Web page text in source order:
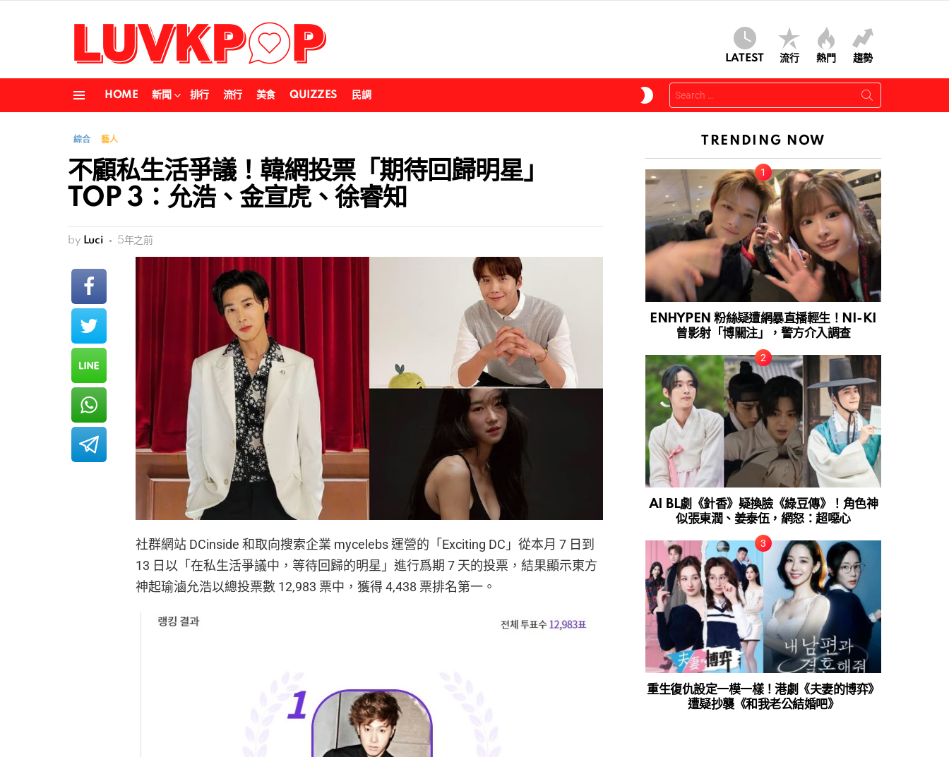
LATEST 流行 熱門 趨勢
HOME 新聞 排行 流行 美食 QUIZZES 民調
SKIN
Search
for:
綜合 藝人
不顧私生活爭議！韓網投票「期待回歸明星」
TOP 3：允浩、金宣虎、徐睿知
by Luci 5年之前
社群網站 DCinside 和取向搜索企業 mycelebs 運營的「Exciting DC」從本月 7 日到
13 日以「在私生活爭議中，等待回歸的明星」進行爲期 7 天的投票，結果顯示東方
神起瑜滷允浩以總投票數 12,983 票中，獲得 4,438 票排名第一。
TRENDING NOW
ENHYPEN 粉絲疑遭網暴直播輕生！NI-KI
曾影射「博關注」，警方介入調查
AI BL劇《針香》疑換臉《綠豆傳》！角色神
似張東潤、姜泰伍，網怒：超噁心
重生復仇設定一模一樣！港劇《夫妻的博弈》
遭疑抄襲《和我老公結婚吧》